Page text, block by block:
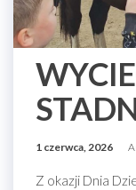
1 czerwca, 2026
Z okazji Dnia